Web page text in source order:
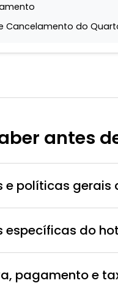
Cancelamento do
antes
e políticas
específicas do
pagamento e